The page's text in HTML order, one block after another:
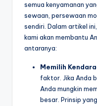
semua kenyamanan
sewaan, persewaan
sendiri. Dalam artikel
kami akan membantu
antaranya:
Memilih
faktor. Jika Anda
Anda mungkin
besar. Prinsip